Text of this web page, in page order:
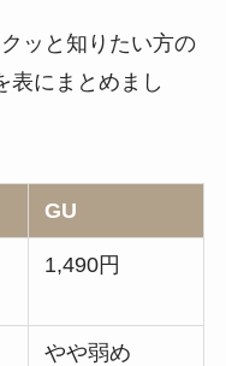
ッと知りたい方の
表にまとめまし
GU
1,490円
やや弱め